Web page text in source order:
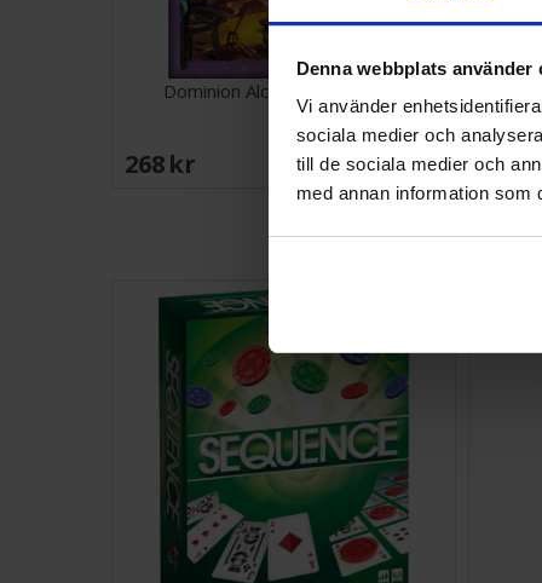
Denna webbplats använder
Vi använder
sociala medier och
till de sociala medier och
med annan information som
Dominion Alchemy Expansion
268 SEK I lager:2 228